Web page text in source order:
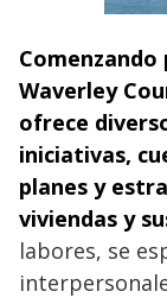
Waverley
ofrece
iniciativas,
planes y
viviendas y
labores, se